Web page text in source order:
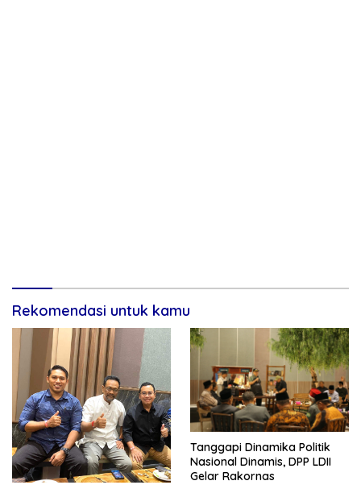
Rekomendasi untuk kamu
Tanggapi Dinamika Politik
Nasional Dinamis, DPP LDII
Gelar Rakornas